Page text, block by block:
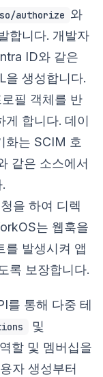
authorize 와
합니다. 개발자
ID와 같은
을 생성합니다.
필 객체를 반
게 합니다. 데이
화는 SCIM 호
같은 소스에서
을 하여 디렉
는 웹훅을
를 발생시켜 앱
록 보장합니다.
를 통해 다중 테
및
할 및 멤버십을
자 생성부터